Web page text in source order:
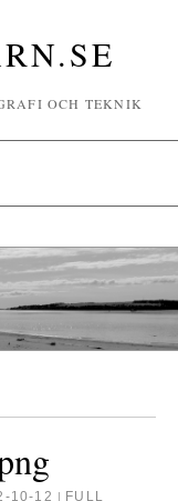
OCH TEKNIK
10-12
FULL